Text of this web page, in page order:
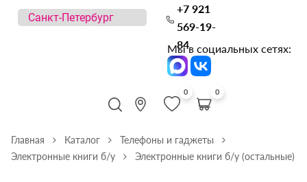
+7 921
569-19-
84
Мы в социальных сетях:
0 0
Главная Каталог
Телефоны и гаджеты
Электронные книги б/у
Электронные книги б/у (остальные)